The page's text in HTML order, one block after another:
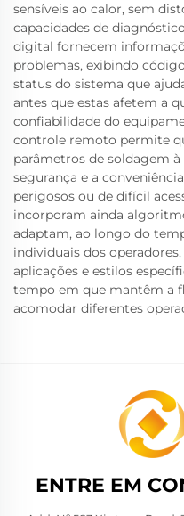
sensíveis ao calor, sem
capacidades de
digital fornecem
problemas, exibindo
status do sistema que
antes que estas afetem a
confiabilidade do
controle remoto permite
parâmetros de soldagem
segurança e a
perigosos ou de difícil
incorporam ainda
adaptam, ao longo do
individuais dos
aplicações e estilos
tempo em que mantêm a
acomodar diferentes
ENTRE EM